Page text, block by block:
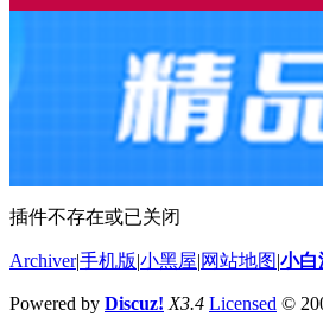
插件不存在或已关闭
Archiver|手机版 小黑屋 网站地图 小白
Powered by Discuz! X3.4 Licensed ©